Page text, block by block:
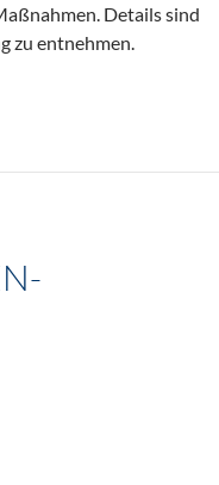
Details sind
zu entnehmen.
Helly Hansen